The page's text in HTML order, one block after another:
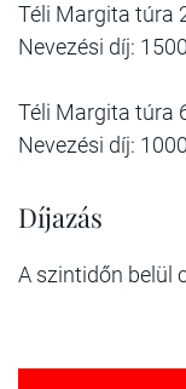
Téli Margita túra
Nevezési díj:
Téli Margita túra
Nevezési díj:
Díjazás
A szintidőn belül